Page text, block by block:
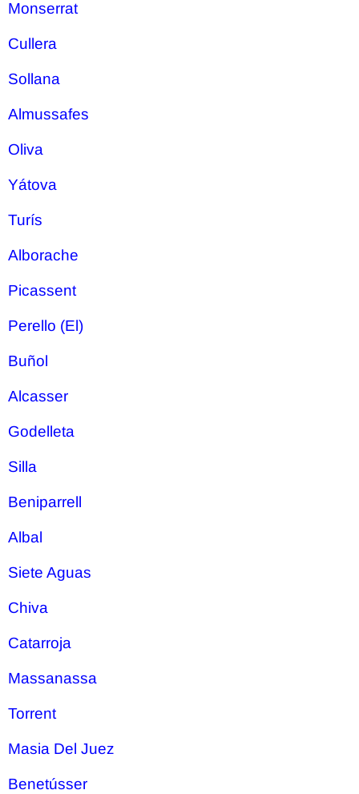
Monserrat
Cullera
Sollana
Almussafes
Oliva
Yátova
Turís
Alborache
Picassent
Perello (El)
Buñol
Alcasser
Godelleta
Silla
Beniparrell
Albal
Siete Aguas
Chiva
Catarroja
Massanassa
Torrent
Masia Del Juez
Benetússer